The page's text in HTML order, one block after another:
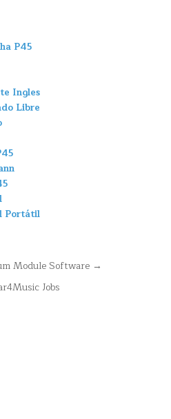
P45
Ingles
Libre
Portátil
Module Software →
Jobs